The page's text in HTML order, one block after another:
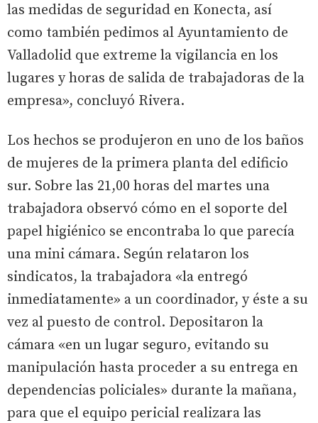
las medidas de seguridad en Konecta, así
como también pedimos al Ayuntamiento de
Valladolid que extreme la vigilancia en los
lugares y horas de salida de trabajadoras de la
empresa», concluyó Rivera.
Los hechos se produjeron en uno de los baños
de mujeres de la primera planta del edificio
sur. Sobre las 21,00 horas del martes una
trabajadora observó cómo en el soporte del
papel higiénico se encontraba lo que parecía
una mini cámara. Según relataron los
sindicatos, la trabajadora «la entregó
inmediatamente» a un coordinador, y éste a su
vez al puesto de control. Depositaron la
cámara «en un lugar seguro, evitando su
manipulación hasta proceder a su entrega en
dependencias policiales» durante la mañana,
para que el equipo pericial realizara las